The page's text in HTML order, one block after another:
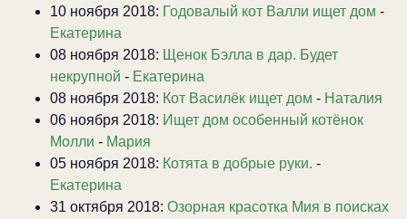
10 ноября 2018: Годовалый кот Валли ищет дом -
Екатерина
08 ноября 2018: Щенок Бэлла в дар. Будет
некрупной - Екатерина
08 ноября 2018: Кот Василёк ищет дом - Наталия
06 ноября 2018: Ищет дом особенный котёнок
Молли - Мария
05 ноября 2018: Котята в добрые руки. -
Екатерина
31 октября 2018: Озорная красотка Мия в поисках